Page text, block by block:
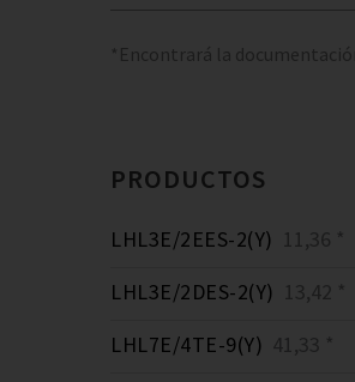
*Encontrará la
PRODUCTOS
LHL3E/2EES-2(Y) 11,36 *
LHL3E/2DES-2(Y) 13,42 *
LHL7E/4TE-9(Y) 41,33 *